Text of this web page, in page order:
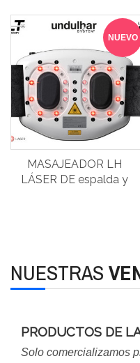
NUEVO
MASAJEADOR LH
LÁSER DE espalda y
NUESTRAS
PRODUCTOS DE
Solo comercializamos